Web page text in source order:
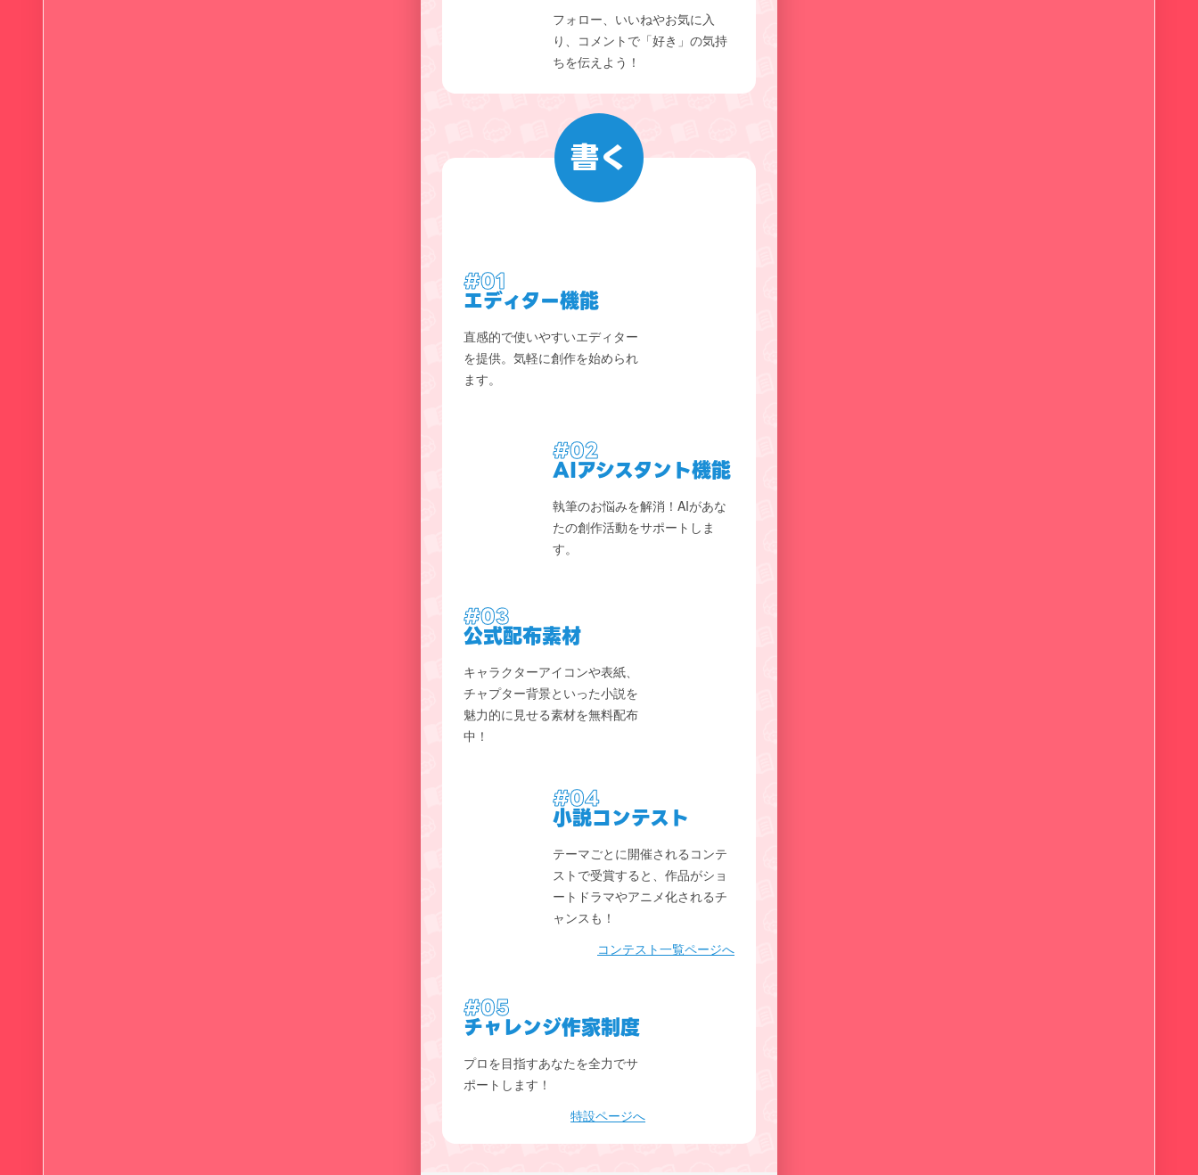
フォロー、いいねやお気に入
り、コメントで「好き」の気持
ちを伝えよう！
書く
#01
エディター機能
直感的で使いやすいエディター
を提供。気軽に創作を始められ
ます。
#02
AIアシスタント機能
執筆のお悩みを解消！AIがあな
たの創作活動をサポートしま
す。
#03
公式配布素材
キャラクターアイコンや表紙、
チャプター背景といった小説を
魅力的に見せる素材を無料配布
中！
#04
小説コンテスト
テーマごとに開催されるコンテ
ストで受賞すると、作品がショ
ートドラマやアニメ化されるチ
ャンスも！
コンテスト一覧ページへ
#05
チャレンジ作家制度
プロを目指すあなたを全力でサ
ポートします！
特設ページへ